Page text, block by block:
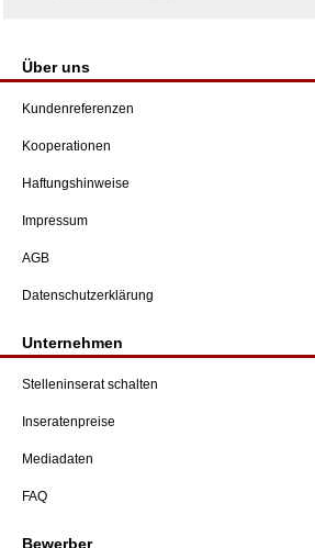
Über uns
Kundenreferenzen
Kooperationen
Haftungshinweise
Impressum
AGB
Datenschutzerklärung
Unternehmen
Stelleninserat schalten
Inseratenpreise
Mediadaten
FAQ
Bewerber